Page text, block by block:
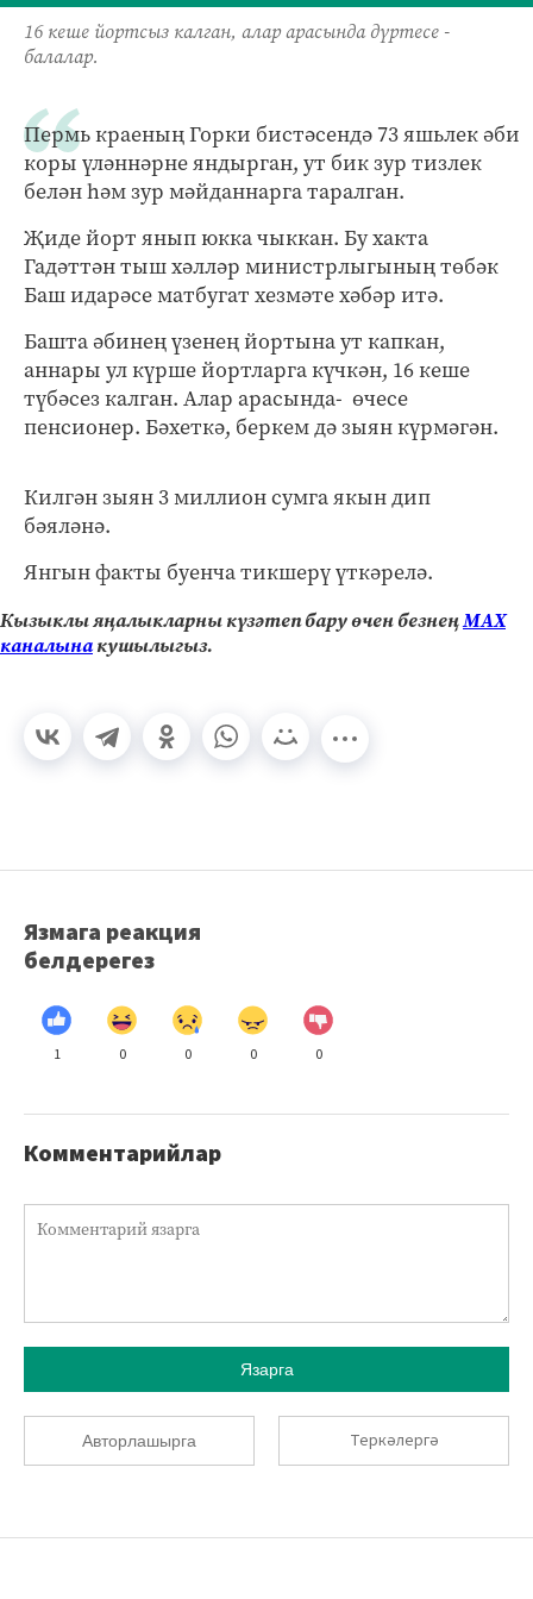
16 кеше йортсыз калган, алар арасында дүртесе -
балалар.
Пермь краеның Горки бистәсендә 73 яшьлек әби
коры үләннәрне яндырган, ут бик зур тизлек
белән һәм зур мәйданнарга таралган.
Җиде йорт янып юкка чыккан. Бу хакта
Гадәттән тыш хәлләр министрлыгының төбәк
Баш идарәсе матбугат хезмәте хәбәр итә.
Башта әбинең үзенең йортына ут капкан,
аннары ул күрше йортларга күчкән, 16 кеше
түбәсез калган. Алар арасында- өчесе
пенсионер. Бәхеткә, беркем дә зыян күрмәгән.
Килгән зыян 3 миллион сумга якын дип
бәяләнә.
Янгын факты буенча тикшерү үткәрелә.
Кызыклы яңалыкларны күзәтеп бару өчен безнеңМАХ
каналынакушылыгыз.
Язмага реакция
белдерегез
1 0 0 0 0
Комментарийлар
Язарга
Авторлашырга Теркәлергә